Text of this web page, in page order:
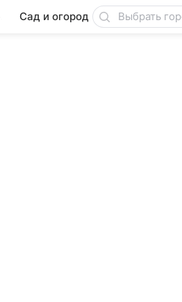
Сад и огород Товары для